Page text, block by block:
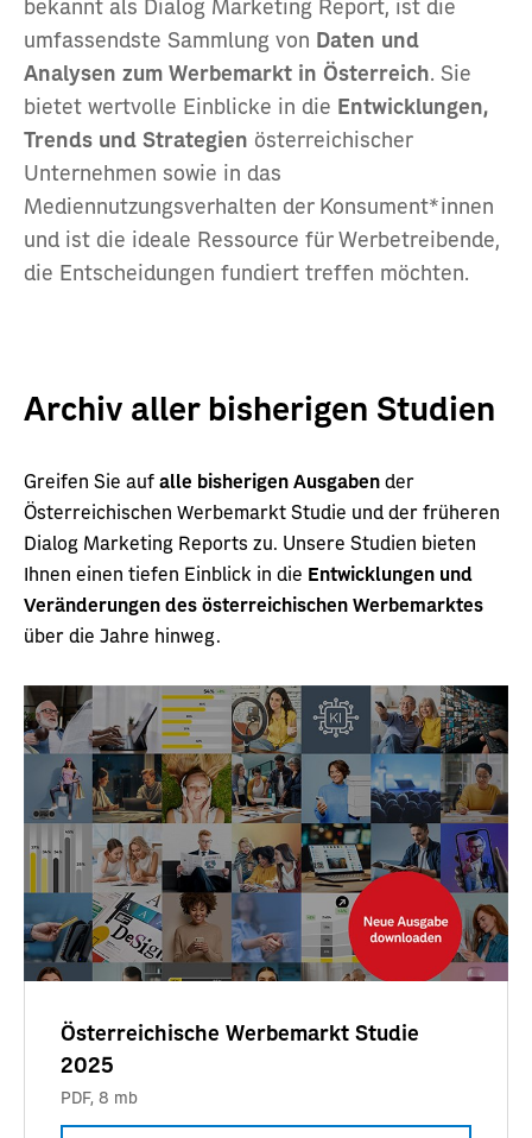
bekannt als Dialog Marketing Report, ist die
umfassendste Sammlung von Daten und
Analysen zum Werbemarkt in Österreich . Sie
bietet wertvolle Einblicke in die Entwicklungen,
Trends und Strategien österreichischer
Unternehmen sowie in das
Mediennutzungsverhalten der Konsument*innen
und ist die ideale Ressource für Werbetreibende,
die Entscheidungen fundiert treffen möchten.
Archiv aller bisherigen Studien
Greifen Sie auf alle bisherigen Ausgaben der
Österreichischen Werbemarkt Studie und der früheren
Dialog Marketing Reports zu. Unsere Studien bieten
Ihnen einen tiefen Einblick in die Entwicklungen und
Veränderungen des österreichischen Werbemarktes
über die Jahre hinweg.
Österreichische Werbemarkt Studie
2025
PDF, 8 mb